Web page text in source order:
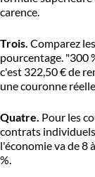
carence.
Trois. Comparez
pourcentage. "300
c'est 322,50 € de
une couronne
Quatre. Pour les
contrats
l'économie va de 8
%.